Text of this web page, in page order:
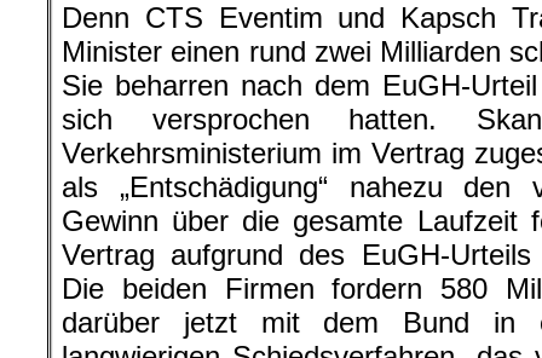
Denn CTS Eventim und Kapsch
Minister einen rund zwei Milliarden
Sie beharren nach dem EuGH-
sich versprochen hatten.
Verkehrsministerium im Vertrag
als „Entschädigung“ nahezu den
Gewinn über die gesamte Laufzeit
Vertrag aufgrund des EuGH-
Die beiden Firmen fordern 580
darüber jetzt mit dem Bund in